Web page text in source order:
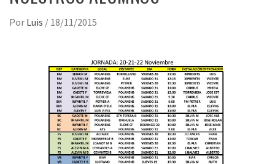
Por Luis / 18/11/2015